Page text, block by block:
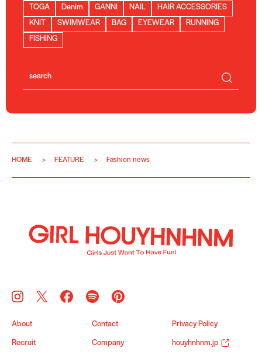
TOGA
Denim GANNI NAIL
HAIR ACCESSORIES
KNIT
SWIMWEAR BAG EYEWEAR
RUNNING
FISHING
HOME FEATURE Fashion news
About Contact Privacy Policy
Recruit Company houyhnhnm.jp